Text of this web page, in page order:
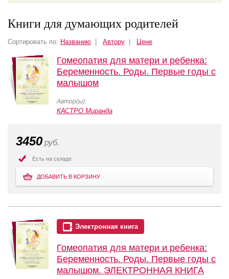
Книги для думающих родителей
Сортировать по: Названию Автору Цене
Гомеопатия для матери и ребенка:
Беременность. Роды. Первые годы с
малышом
Автор(ы):
КАСТРО Миранда
3450 руб.
Есть на складе
ДОБАВИТЬ В КОРЗИНУ
Электронная книга
Гомеопатия для матери и ребенка:
Беременность. Роды. Первые годы с
малышом. ЭЛЕКТРОННАЯ КНИГА